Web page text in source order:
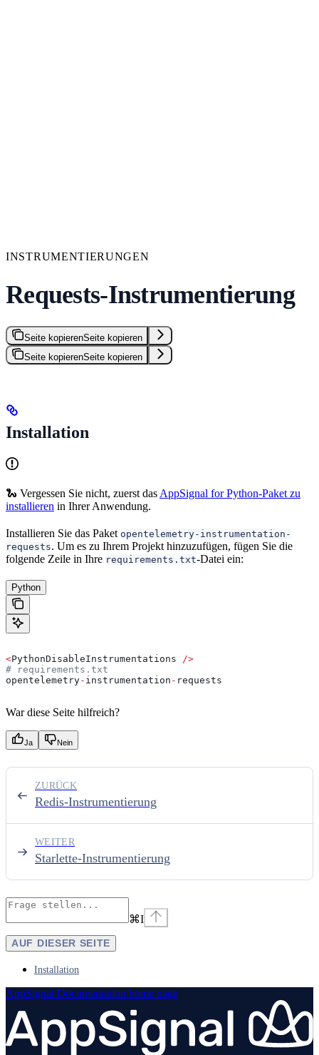
INSTRUMENTIERUNGEN
Requests-Instrumentierung
Seite kopierenSeite kopieren
Seite kopierenSeite kopieren
Installation
🐍 Vergessen Sie nicht, zuerst das AppSignal for Python-Paket zu
installieren in Ihrer Anwendung.
Installieren Sie das Paket opentelemetry-instrumentation-
requests. Um es zu Ihrem Projekt hinzuzufügen, fügen Sie die
folgende Zeile in Ihre requirements.txt-Datei ein:
Python
<PythonDisableInstrumentations
/>
# requirements.txt
opentelemetry- instrumentation - requests
War diese Seite hilfreich?
Ja Nein
Redis-Instrumentierung
ZURÜCK
Starlette-Instrumentierung
WEITER
⌘I
AUF DIESER SEITE
Installation
AppSignal Documentation home page